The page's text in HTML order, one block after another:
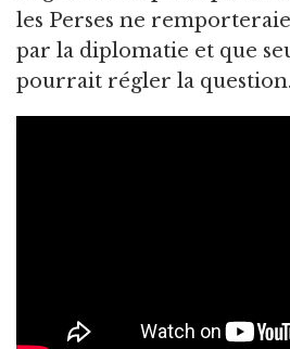
les Perses ne
par la diplomatie et que
pourrait régler la question.